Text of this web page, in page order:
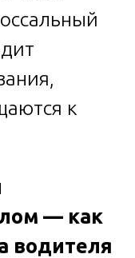
к
— как
водителя